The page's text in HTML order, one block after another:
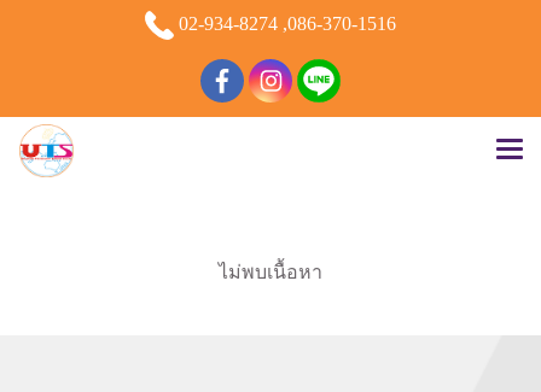
02-934-8274 ,086-370-1516
ไม่พบเนื้อหา